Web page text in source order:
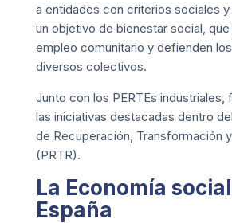
a entidades con criterios sociales
un objetivo de bienestar social,
empleo comunitario y defienden
diversos colectivos.
Junto con los PERTEs industriales,
las iniciativas destacadas dentro
de Recuperación, Transformación
(PRTR).
La Economía
España